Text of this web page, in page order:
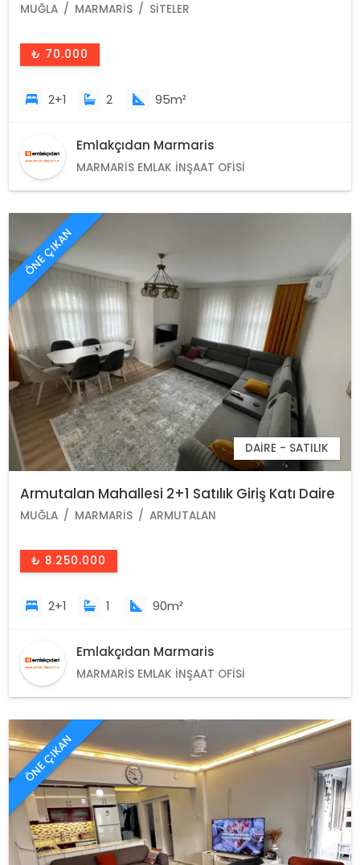
MUĞLA MARMARIS SITELER
₺ 70.000
2+1 2 95m²
Emlakçıdan Marmaris
MARMARIS EMLAK İNŞAAT OFISI
ÖNE ÇIKAN
DAIRE - SATILIK
Armutalan Mahallesi 2+1 Satılık Giriş Katı Daire
MUĞLA MARMARIS ARMUTALAN
₺ 8.250.000
2+1 1 90m²
Emlakçıdan Marmaris
MARMARIS EMLAK İNŞAAT OFISI
ÖNE ÇIKAN